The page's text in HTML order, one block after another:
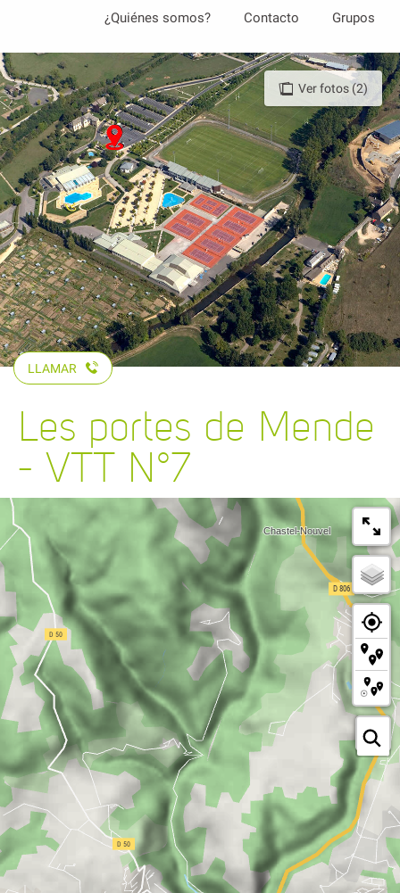
contenu
principal
¿Quiénes somos? Contacto Grupos
Ver fotos (2)
LLAMAR
Les portes de Mende
- VTT N°7